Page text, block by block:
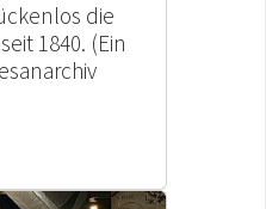
die
1840. (Ein